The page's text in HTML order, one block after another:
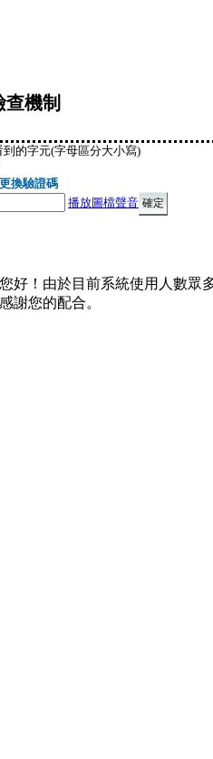
機制
的字元(字母區分大小寫)
更換驗證碼
播放圖檔聲音
好！由於目前系統使用人數眾
謝您的配合。